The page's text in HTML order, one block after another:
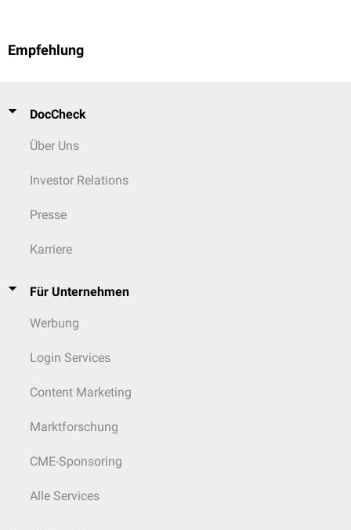
Empfehlung
DocCheck
Über Uns
Investor Relations
Presse
Karriere
Für Unternehmen
Werbung
Login Services
Content Marketing
Marktforschung
CME-Sponsoring
Alle Services